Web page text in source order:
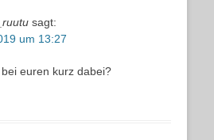
sagt:
um 13:27
euren kurz dabei?